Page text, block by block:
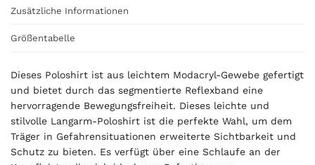
0
0
Zusätzliche Informationen
Größentabelle
Dieses Poloshirt ist aus leichtem Modacryl-Gewebe gefertigt
und bietet durch das segmentierte Reflexband eine
hervorragende Bewegungsfreiheit. Dieses leichte und
stilvolle Langarm-Poloshirt ist die perfekte Wahl, um dem
Träger in Gefahrensituationen erweiterte Sichtbarkeit und
Schutz zu bieten. Es verfügt über eine Schlaufe an der